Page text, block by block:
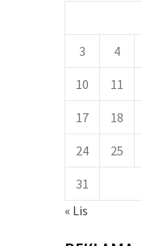
3 4
10 11
17 18
24 25
31
« Lis